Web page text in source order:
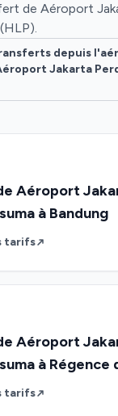
de Aéroport
depuis
Jakarta
Aéroport
à Bandung
tarifs
Aéroport
à Régence
tarifs